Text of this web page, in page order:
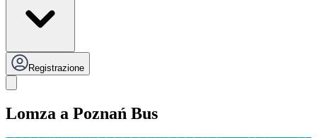
Registrazione
Lomza a Poznań Bus